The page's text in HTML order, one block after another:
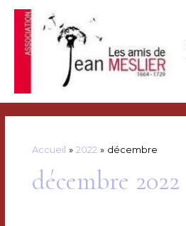
Aller
contenu
Accueil 2022 décembre
décembre 2022